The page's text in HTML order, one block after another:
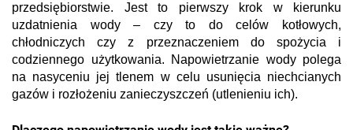
przedsiębiorstwie. Jest to pierwszy krok w kierunku
uzdatnienia wody – czy to do celów kotłowych,
chłodniczych czy z przeznaczeniem do spożycia i
codziennego użytkowania. Napowietrzanie wody polega
na nasyceniu jej tlenem w celu usunięcia niechcianych
gazów i rozłożeniu zanieczyszczeń (utlenieniu ich).